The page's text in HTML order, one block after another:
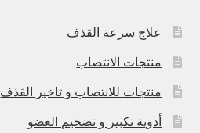
علاج سرعة القذف
منتجات الانتصاب
منتجات للانتصاب و تاخير القذف
أدوية تكبير و تضخيم العضو